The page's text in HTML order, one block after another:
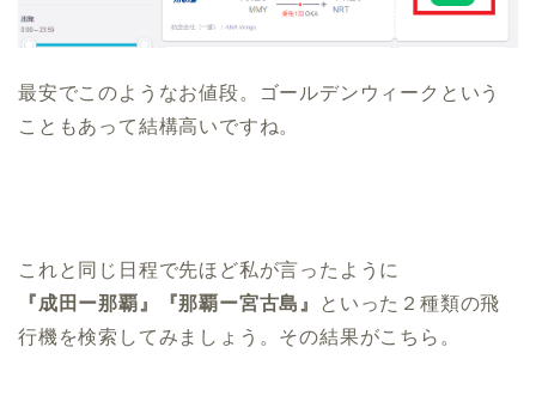
最安でこのようなお値段。ゴールデンウィークという
こともあって結構高いですね。
これと同じ日程で先ほど私が言ったように
『成田ー那覇』『那覇ー宮古島』
といった２種類の飛
行機を検索してみましょう。その結果がこちら。